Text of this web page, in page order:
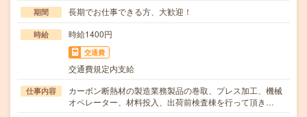
期間 長期でお仕事できる方、大歓迎！
時給 時給1400円
交通費
交通費規定内支給
仕事内容
カーボン断熱材の製造業務製品の巻取、プレス加工、機械
オペレーター、材料投入、出荷前検査棟を行って頂き…